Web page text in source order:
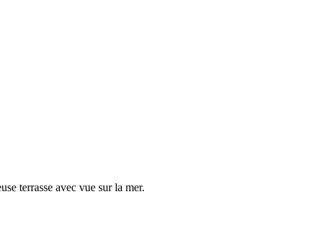
terrasse avec vue sur la mer.